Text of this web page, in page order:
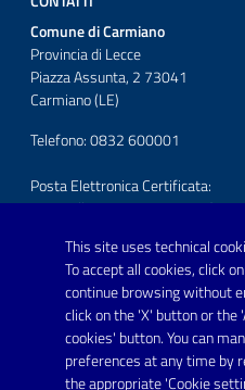
This site uses technical
To accept all cookies, click
continue browsing without
click on the 'X' button or the
cookies' button. You can
preferences at any time by
the appropriate 'Cookie
Comune di Carmiano
Provincia di Lecce
Piazza Assunta, 2 73041
Carmiano (LE)
Telefono: 0832 600001
Posta Elettronica Certificata:
URP - Ufficio Relazioni con il
FOLLOW US ON
Youtube